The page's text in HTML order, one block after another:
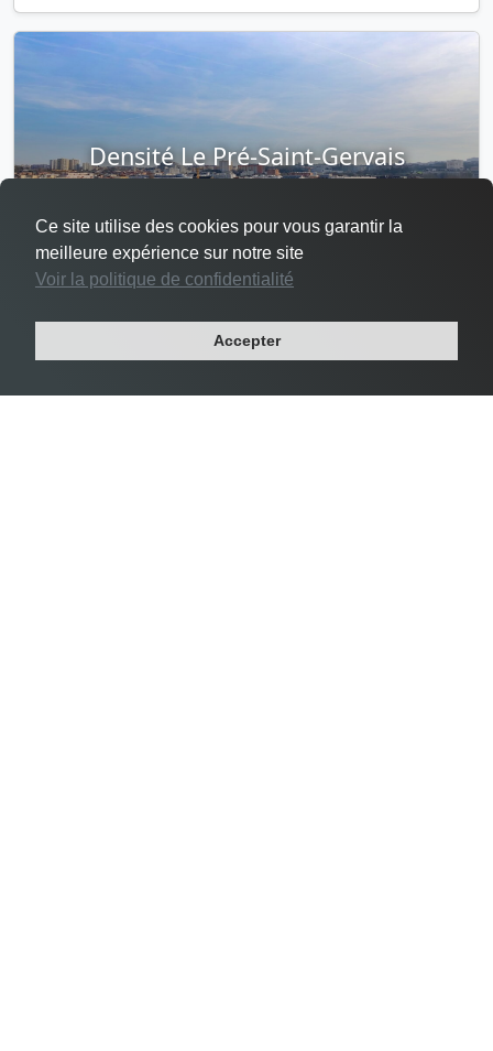
Densité Le Pré-Saint-Gervais
Département : SEINE-SAINT-DENIS
Ce site utilise des cookies pour vous garantir la
meilleure expérience sur notre site
Voir la politique de confidentialité
Accepter